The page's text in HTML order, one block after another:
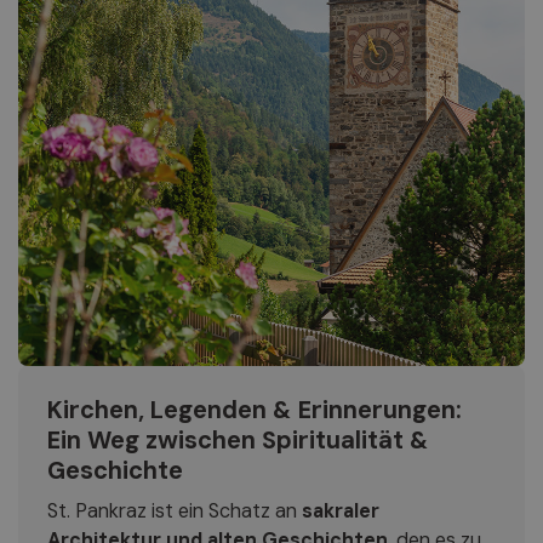
Kirchen, Legenden & Erinnerungen:
Ein Weg zwischen Spiritualität &
Geschichte
St. Pankraz ist ein Schatz an sakraler